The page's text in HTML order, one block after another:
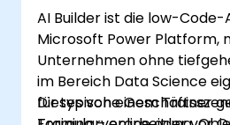
AI Builder ist die low-Code-
Microsoft Power Platform,
Unternehmen ohne
im Bereich Data Science
für typische
Dieses von einem Trainer